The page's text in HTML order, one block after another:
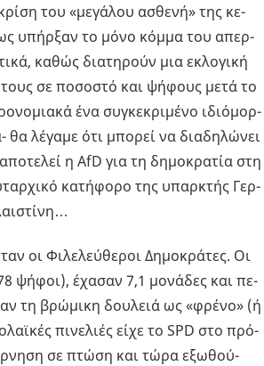
του «με­γά­λου ασθε­νή» της κε­
υπήρ­ξαν το μόνο κόμμα του απερ­
καθώς δια­τη­ρούν μια εκλο­γι­κή
σε πο­σο­στό και ψή­φους μετά το
ένα συ­γκε­κρι­μέ­νο ιδιό­μορ­
λέ­γα­με ότι μπο­ρεί να δια­δη­λώ­νει
η AfD για τη δη­μο­κρα­τία στη
κα­τή­φο­ρο της υπαρ­κτής Γερ­
οι Φι­λε­λεύ­θε­ροι Δη­μο­κρά­τες. Οι
ψήφοι), έχα­σαν 7,1 μο­νά­δες και πε­
τη βρώ­μι­κη δου­λειά ως «φρένο» (ή
πι­νε­λιές είχε το SPD στο πρό­
σε πτώση και τώρα εξω­θού­